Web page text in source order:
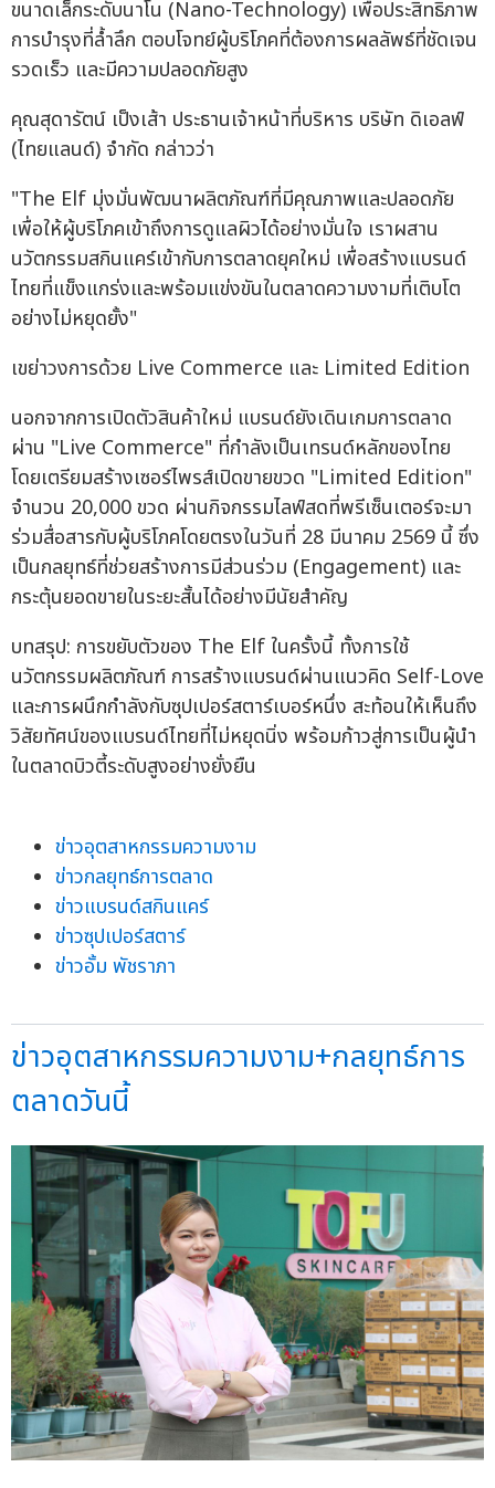
ขนาดเล็กระดับนาโน (Nano-Technology) เพื่อประสิทธิภาพ
การบำรุงที่ล้ำลึก ตอบโจทย์ผู้บริโภคที่ต้องการผลลัพธ์ที่ชัดเจน
รวดเร็ว และมีความปลอดภัยสูง
คุณสุดารัตน์ เป็งเส้า ประธานเจ้าหน้าที่บริหาร บริษัท ดิเอลฟ์
(ไทยแลนด์) จำกัด กล่าวว่า
"The Elf มุ่งมั่นพัฒนาผลิตภัณฑ์ที่มีคุณภาพและปลอดภัย
เพื่อให้ผู้บริโภคเข้าถึงการดูแลผิวได้อย่างมั่นใจ เราผสาน
นวัตกรรมสกินแคร์เข้ากับการตลาดยุคใหม่ เพื่อสร้างแบรนด์
ไทยที่แข็งแกร่งและพร้อมแข่งขันในตลาดความงามที่เติบโต
อย่างไม่หยุดยั้ง"
เขย่าวงการด้วย Live Commerce และ Limited Edition
นอกจากการเปิดตัวสินค้าใหม่ แบรนด์ยังเดินเกมการตลาด
ผ่าน "Live Commerce" ที่กำลังเป็นเทรนด์หลักของไทย
โดยเตรียมสร้างเซอร์ไพรส์เปิดขายขวด "Limited Edition"
จำนวน 20,000 ขวด ผ่านกิจกรรมไลฟ์สดที่พรีเซ็นเตอร์จะมา
ร่วมสื่อสารกับผู้บริโภคโดยตรงในวันที่ 28 มีนาคม 2569 นี้ ซึ่ง
เป็นกลยุทธ์ที่ช่วยสร้างการมีส่วนร่วม (Engagement) และ
กระตุ้นยอดขายในระยะสั้นได้อย่างมีนัยสำคัญ
บทสรุป: การขยับตัวของ The Elf ในครั้งนี้ ทั้งการใช้
นวัตกรรมผลิตภัณฑ์ การสร้างแบรนด์ผ่านแนวคิด Self-Love
และการผนึกกำลังกับซุปเปอร์สตาร์เบอร์หนึ่ง สะท้อนให้เห็นถึง
วิสัยทัศน์ของแบรนด์ไทยที่ไม่หยุดนิ่ง พร้อมก้าวสู่การเป็นผู้นำ
ในตลาดบิวตี้ระดับสูงอย่างยั่งยืน
ข่าวอุตสาหกรรมความงาม
ข่าวกลยุทธ์การตลาด
ข่าวแบรนด์สกินแคร์
ข่าวซุปเปอร์สตาร์
ข่าวอั้ม พัชราภา
ข่าวอุตสาหกรรมความงาม+กลยุทธ์การ
ตลาดวันนี้